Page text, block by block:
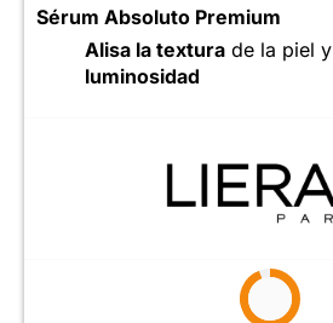
Sérum Absoluto Premium
Alisa la textura de la piel y
luminosidad